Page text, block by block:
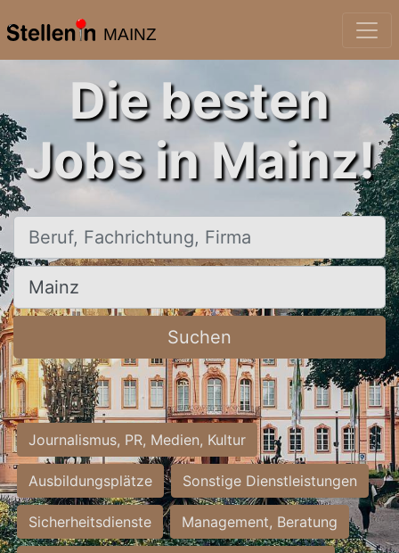
MAINZ
Die besten
Jobs in Mainz!
Beruf, Fachrichtung, Firma
Ort, Stadt
Suchen
Journalismus, PR, Medien, Kultur
Ausbildungsplätze Sonstige Dienstleistungen
Sicherheitsdienste Management, Beratung